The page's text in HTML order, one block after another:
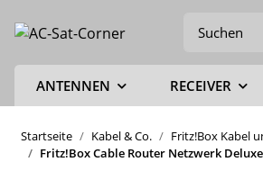
ANTENNEN RECEIVER
Startseite Kabel & Co. Fritz!Box Kabel
Fritz!Box Cable Router Netzwerk